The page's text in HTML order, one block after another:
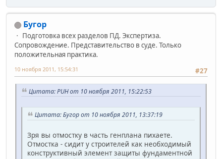
Бугор
Подготовка всех разделов ПД. Экспертиза.
Сопровождение. Представительство в суде. Только
положительная практика.
#27
10 ноября 2011, 15:54:31
Цитата: PUH от 10 ноября 2011, 15:22:53
Цитата: Бугор от 10 ноября 2011, 13:37:19
Зря вы отмостку в часть генплана пихаете.
Отмостка - сидит у строителей как необходимый
конструктивный элемент защиты фундаментной